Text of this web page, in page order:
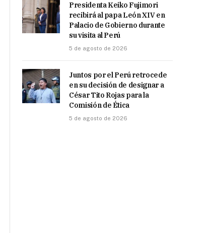
Presidenta Keiko Fujimori
recibirá al papa León XIV en
Palacio de Gobierno durante
su visita al Perú
5 de agosto de 2026
Juntos por el Perú retrocede
en su decisión de designar a
César Tito Rojas para la
Comisión de Ética
5 de agosto de 2026